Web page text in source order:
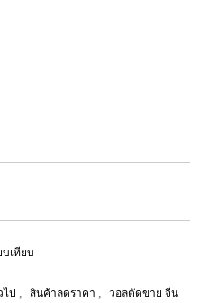
บเทียบ
ป , สินค้าลดราคา ,
วอลตัดขาย จีน